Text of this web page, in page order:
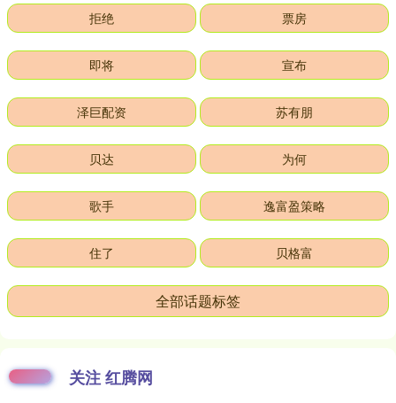
拒绝 票房
即将 宣布
泽巨配资 苏有朋
贝达 为何
歌手 逸富盈策略
住了 贝格富
全部话题标签
关注 红腾网